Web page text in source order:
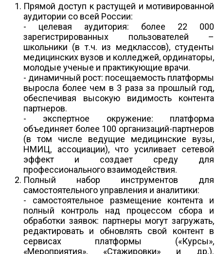
Прямой доступ к растущей и мотивированной
аудитории со всей России:
- целевая аудитория: более 22 000
зарегистрированных пользователей –
школьники (в т.ч. из медклассов), студенты
медицинских вузов и колледжей, ординаторы,
молодые ученые и практикующие врачи.
- динамичный рост: посещаемость платформы
выросла более чем в 3 раза за прошлый год,
обеспечивая высокую видимость контента
партнеров.
- экспертное окружение: платформа
объединяет более 100 организаций-партнеров
(в том числе ведущие медицинские вузы,
НМИЦ, ассоциации), что усиливает сетевой
эффект и создает среду для
профессионального взаимодействия.
Полный набор инструментов для
самостоятельного управления и аналитики:
- самостоятельное размещение контента и
полный контроль над процессом сбора и
обработки заявок: партнеры могут загружать,
редактировать и обновлять свой контент в
сервисах платформы («Курсы»,
«Мероприятия», «Стажировки» и др.).